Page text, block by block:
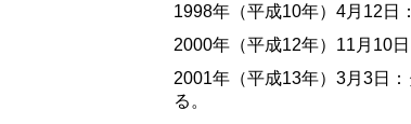
1998年（平成10年）4月12日
2000年（平成12年）11月10
2001年（平成13年）3月3日
る。